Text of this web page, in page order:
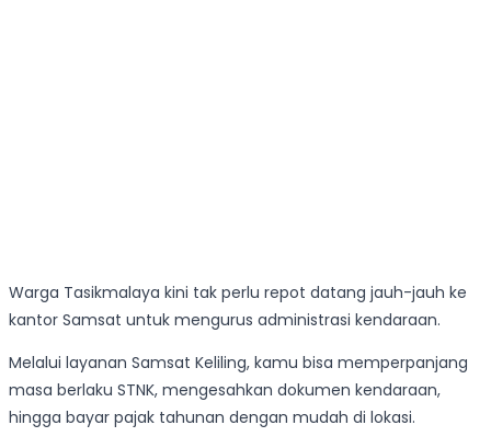
Warga Tasikmalaya kini tak perlu repot datang jauh-jauh ke
kantor Samsat untuk mengurus administrasi kendaraan.
Melalui layanan Samsat Keliling, kamu bisa memperpanjang
masa berlaku STNK, mengesahkan dokumen kendaraan,
hingga bayar pajak tahunan dengan mudah di lokasi.